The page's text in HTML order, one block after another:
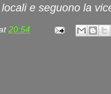
e seguono la
20:54